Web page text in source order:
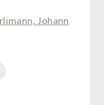
Johann